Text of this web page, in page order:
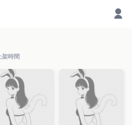
架時間